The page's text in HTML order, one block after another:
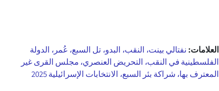
العلامات: نفتالي بينت، النقب، البدو، تل السبع، عُمر، الدولة
الفلسطينية في النقب، التحريض العنصري، مجلس القرى غير
المعترف بها، شراكة بئر السبع، الانتخابات الإسرائيلية 2025